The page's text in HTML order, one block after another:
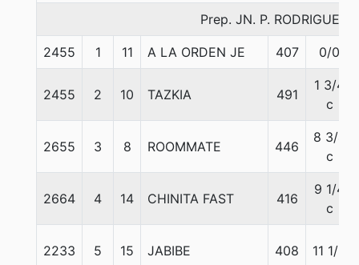
Prep. JN. P. RODRIGUEZ
2455 1 11 A LA ORDEN JE 407 0/0
2455 2 10 TAZKIA 491
1 3/4
c
2655 3 8 ROOMMATE 446
8 3/4
c
2664 4 14 CHINITA FAST 416
9 1/4
c
2233 5 15 JABIBE 408 11 1/2